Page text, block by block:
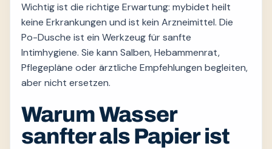
Wichtig ist die richtige Erwartung: mybidet heilt
keine Erkrankungen und ist kein Arzneimittel. Die
Po-Dusche ist ein Werkzeug für sanfte
Intimhygiene. Sie kann Salben, Hebammenrat,
Pflegepläne oder ärztliche Empfehlungen begleiten,
aber nicht ersetzen.
Warum Wasser
sanfter als Papier ist